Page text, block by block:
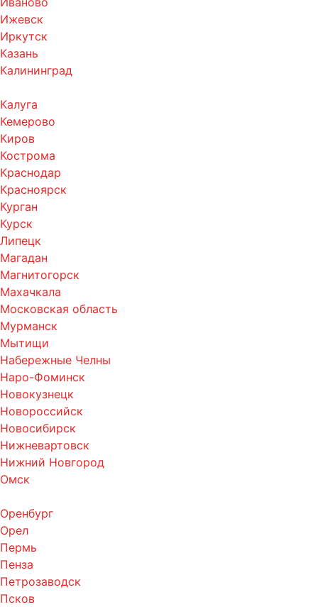
Ижевск
Иркутск
Казань
Калининград
Калуга
Кемерово
Киров
Кострома
Краснодар
Красноярск
Курган
Курск
Липецк
Магадан
Магнитогорск
Махачкала
Московская область
Мурманск
Мытищи
Набережные Челны
Наро-Фоминск
Новокузнецк
Новороссийск
Новосибирск
Нижневартовск
Нижний Новгород
Омск
Оренбург
Орел
Пермь
Пенза
Петрозаводск
Псков